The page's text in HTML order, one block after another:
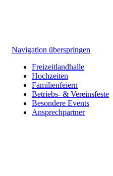
Navigation überspringen
Freizeitlandhalle
Hochzeiten
Familienfeiern
Betriebs- & Vereinsfeste
Besondere Events
Ansprechpartner